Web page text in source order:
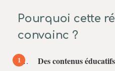
Pourquoi cette
convainc ?
Des contenus éducatifs